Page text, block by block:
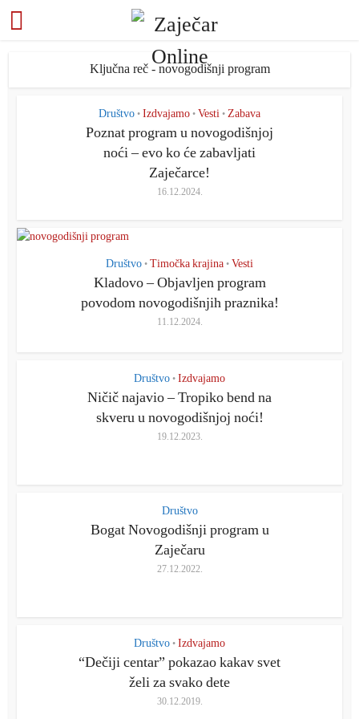
Ključna reč - novogodišnji program
Društvo • Izdvajamo • Vesti • Zabava
Poznat program u novogodišnjoj
noći – evo ko će zabavljati
Zaječarce!
16.12.2024.
Društvo • Timočka krajina • Vesti
Kladovo – Objavljen program
povodom novogodišnjih praznika!
11.12.2024.
Društvo • Izdvajamo
Ničič najavio – Tropiko bend na
skveru u novogodišnjoj noći!
19.12.2023.
Društvo
Bogat Novogodišnji program u
Zaječaru
27.12.2022.
Društvo • Izdvajamo
“Dečiji centar” pokazao kakav svet
želi za svako dete
30.12.2019.